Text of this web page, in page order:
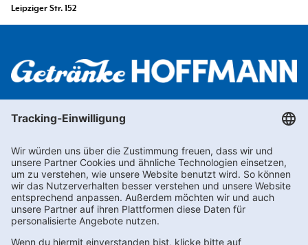
Leipziger Str. 152
Newsletter abonnieren
Kontakt
FAQs